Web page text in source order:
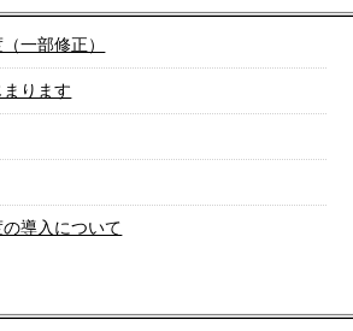
一部修正）
ります
導入について